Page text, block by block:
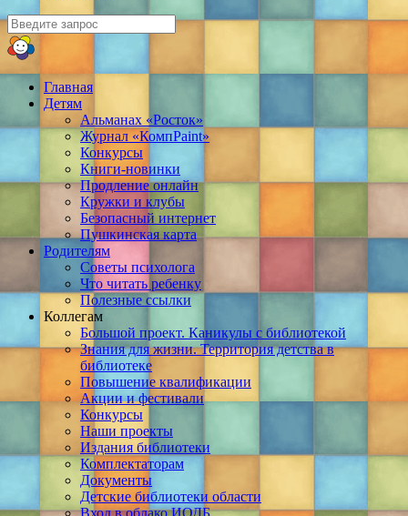
Главная
Детям
Альманах «Росток»
Журнал «КомпPaint»
Конкурсы
Книги-новинки
Продление онлайн
Кружки и клубы
Безопасный интернет
Пушкинская карта
Родителям
Советы психолога
Что читать ребенку
Полезные ссылки
Коллегам
Большой проект. Каникулы с библиотекой
Знания для жизни. Территория детства в
библиотеке
Повышение квалификации
Акции и фестивали
Конкурсы
Наши проекты
Издания библиотеки
Комплектаторам
Документы
Детские библиотеки области
Вход в облако ИОДБ